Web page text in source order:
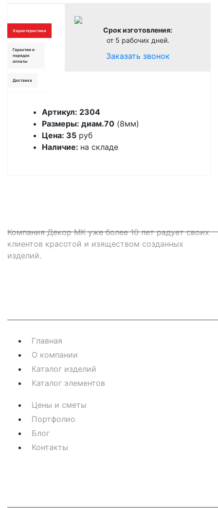
Срок изготовления:
от 5 рабочих дней.
Заказать звонок
Характеристики
Гарантии и
порядок
оплаты
Доставка
Артикул: 2304
Размеры: диам.70 (8мм)
Цена: 35 руб
Наличие: на складе
Компания Декор МК уже более 10 лет радует своих
клиентов красотой и изяществом созданных
изделий.
Главная
О компании
Каталог изделий
Каталог элементов
Цены и сметы
Портфолио
Блог
Контакты